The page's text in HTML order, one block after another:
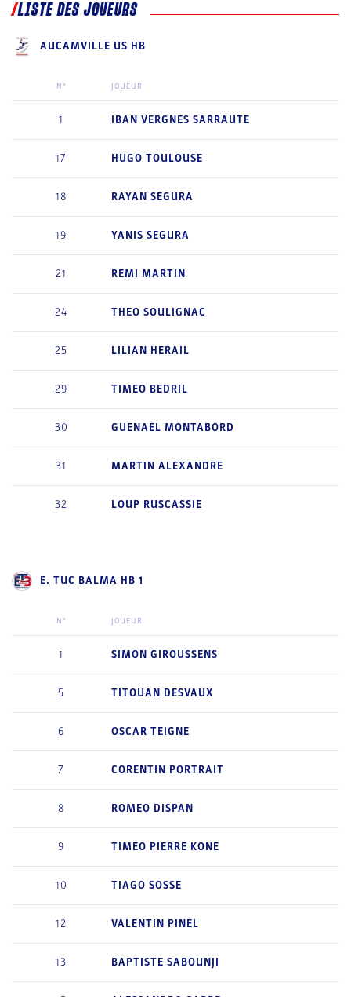
LISTE DES JOUEURS
AUCAMVILLE US HB
N° JOUEUR
1 IBAN VERGNES SARRAUTE
17 HUGO TOULOUSE
18 RAYAN SEGURA
19 YANIS SEGURA
21 REMI MARTIN
24 THEO SOULIGNAC
25 LILIAN HERAIL
29 TIMEO BEDRIL
30 GUENAEL MONTABORD
31 MARTIN ALEXANDRE
32 LOUP RUSCASSIE
E. TUC BALMA HB 1
N° JOUEUR
1 SIMON GIROUSSENS
5 TITOUAN DESVAUX
6 OSCAR TEIGNE
7 CORENTIN PORTRAIT
8 ROMEO DISPAN
9 TIMEO PIERRE KONE
10 TIAGO SOSSE
12 VALENTIN PINEL
13 BAPTISTE SABOUNJI